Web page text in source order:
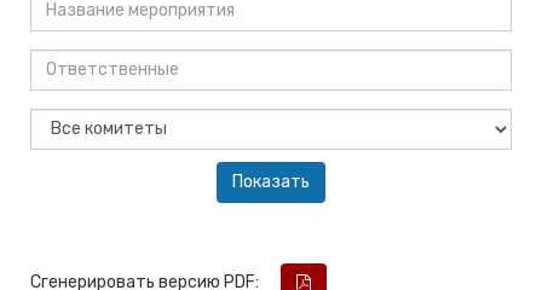
Сгенерировать версию PDF: